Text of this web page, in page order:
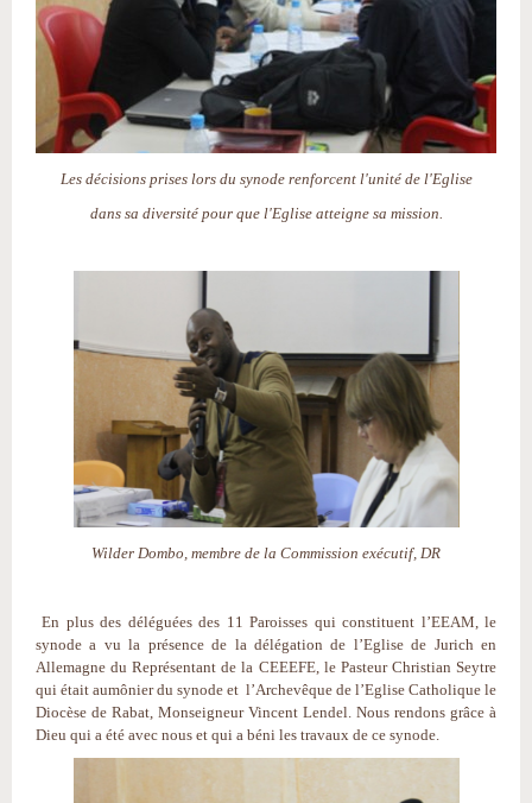
Les décisions prises lors du synode renforcent l'unité de l'Eglise
dans sa diversité pour que l'Eglise atteigne sa mission.
Wilder Dombo, membre de la Commission exécutif, DR
En plus des déléguées des 11 Paroisses qui constituent l’EEAM, le
synode a vu la présence de la délégation de l’Eglise de Jurich en
Allemagne du Représentant de la CEEEFE, le Pasteur Christian Seytre
qui était aumônier du synode et l’Archevêque de l’Eglise Catholique le
Diocèse de Rabat, Monseigneur Vincent Lendel. Nous rendons grâce à
Dieu qui a été avec nous et qui a béni les travaux de ce synode.